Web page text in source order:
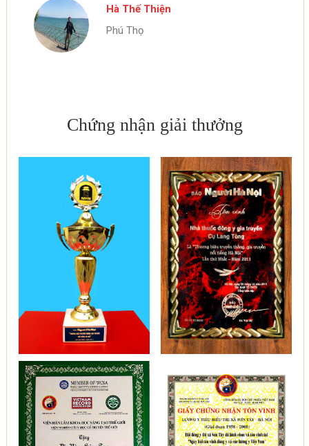
Hà Thế Thiện
Phú Thọ
Chứng nhận giải thưởng